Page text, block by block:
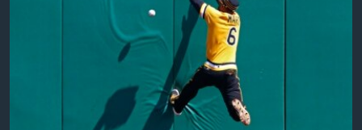
ວິທະຍາສາດ-ເທັກໂນໂລຈີ